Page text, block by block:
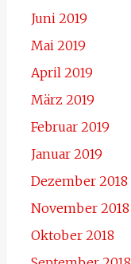
Juni 2019
Mai 2019
April 2019
März 2019
Februar 2019
Januar 2019
Dezember 2018
November 2018
Oktober 2018